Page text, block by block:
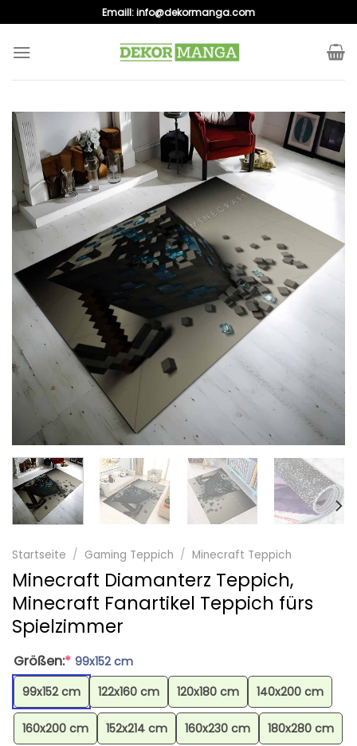
to
content
Emaill:info@dekormanga.com
Startseite / Gaming Teppich / Minecraft Teppich
Minecraft Diamanterz Teppich,
Minecraft Fanartikel Teppich fürs
Spielzimmer
Größen:* 99x152 cm
99x152 cm
122x160 cm 120x180 cm 140x200 cm
160x200 cm 152x214 cm 160x230 cm 180x280 cm